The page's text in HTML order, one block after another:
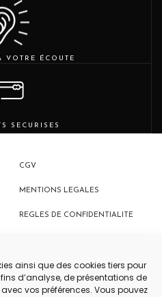
ainsi que des cookies tiers pour
d’analyse, de présentations de
vos préférences. Vous pouvez
VOTRE ÉCOUTE
SECURISES
CGV
MENTIONS LEGALES
REGLES DE CONFIDENTIALITE